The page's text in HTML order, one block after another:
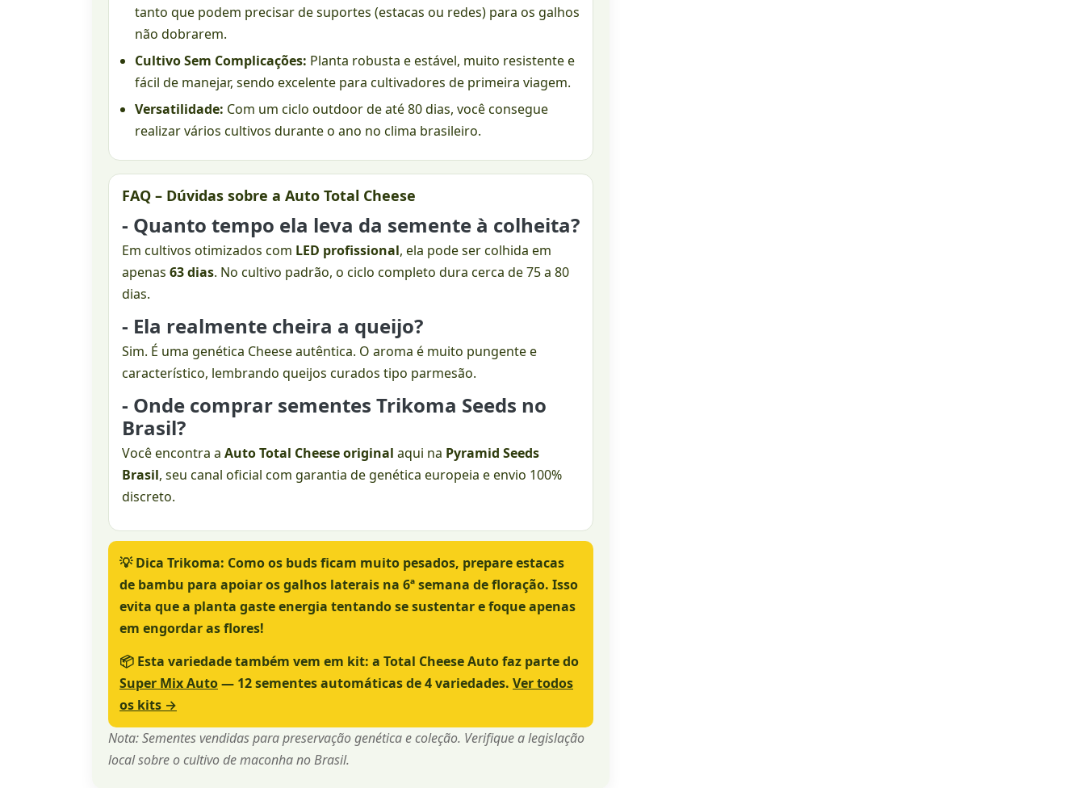
tanto que podem precisar de suportes (estacas ou redes) para os galhos
não dobrarem.
Cultivo Sem Complicações: Planta robusta e estável, muito resistente e
fácil de manejar, sendo excelente para cultivadores de primeira viagem.
Versatilidade: Com um ciclo outdoor de até 80 dias, você consegue
realizar vários cultivos durante o ano no clima brasileiro.
FAQ – Dúvidas sobre a Auto Total Cheese
- Quanto tempo ela leva da semente à colheita?
Em cultivos otimizados com LED profissional, ela pode ser colhida em
apenas 63 dias. No cultivo padrão, o ciclo completo dura cerca de 75 a 80
dias.
- Ela realmente cheira a queijo?
Sim. É uma genética Cheese autêntica. O aroma é muito pungente e
característico, lembrando queijos curados tipo parmesão.
- Onde comprar sementes Trikoma Seeds no
Brasil?
Você encontra a Auto Total Cheese original aqui na Pyramid Seeds
Brasil, seu canal oficial com garantia de genética europeia e envio 100%
discreto.
💡Dica Trikoma: Como os buds ficam muito pesados, prepare estacas
de bambu para apoiar os galhos laterais na 6ª semana de floração. Isso
evita que a planta gaste energia tentando se sustentar e foque apenas
em engordar as flores!
📦 Esta variedade também vem em kit: a Total Cheese Auto faz parte do
Super Mix Auto— 12 sementes automáticas de 4 variedades. Ver todos
os kits →
Nota: Sementes vendidas para preservação genética e coleção. Verifique a legislação
local sobre o cultivo de maconha no Brasil.